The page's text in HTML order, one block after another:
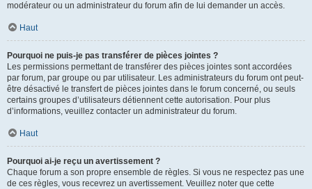
modérateur ou un administrateur du forum afin de lui demander un accès.
Haut
Pourquoi ne puis-je pas transférer de pièces jointes ?
Les permissions permettant de transférer des pièces jointes sont accordées
par forum, par groupe ou par utilisateur. Les administrateurs du forum ont peut-
être désactivé le transfert de pièces jointes dans le forum concerné, ou seuls
certains groupes d’utilisateurs détiennent cette autorisation. Pour plus
d’informations, veuillez contacter un administrateur du forum.
Haut
Pourquoi ai-je reçu un avertissement ?
Chaque forum a son propre ensemble de règles. Si vous ne respectez pas une
de ces règles, vous recevrez un avertissement. Veuillez noter que cette